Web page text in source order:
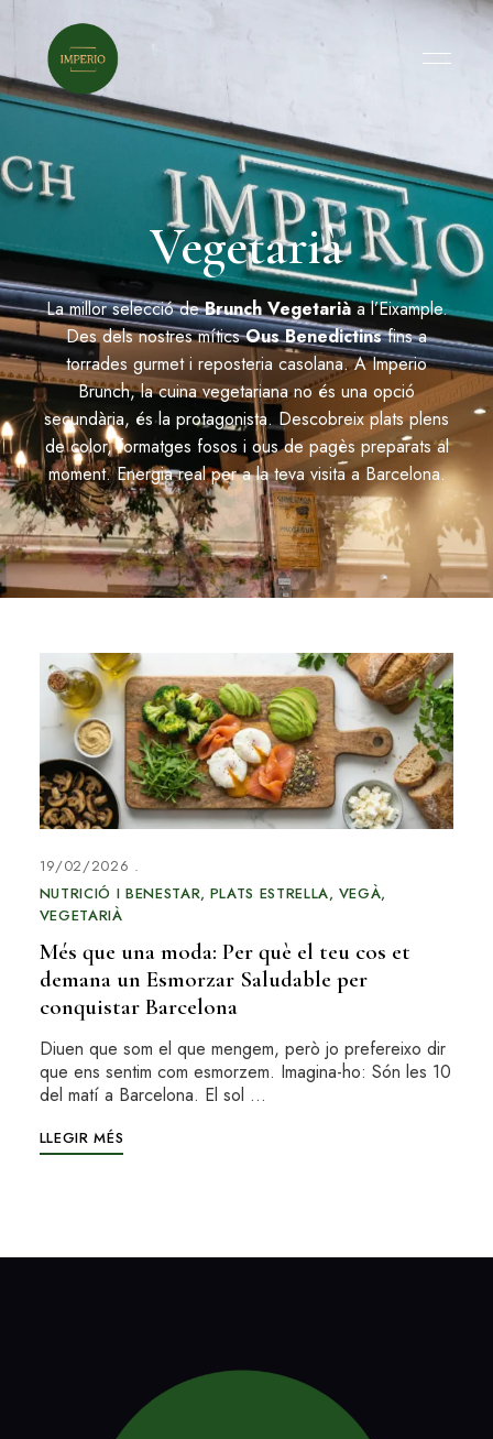
Vegetarià
La millor selecció deBrunch Vegetariàa l’Eixample.
Des dels nostres míticsOus Benedictinsfins a
torrades gurmet i reposteria casolana. A Imperio
Brunch, la cuina vegetariana no és una opció
secundària, és la protagonista. Descobreix plats plens
de color, formatges fosos i ous de pagès preparats al
moment. Energia real per a la teva visita a Barcelona.
19/02/2026
NUTRICIÓ I BENESTAR PLATS ESTRELLA VEGÀ
VEGETARIÀ
Més que una moda: Per què el teu cos et
demana un Esmorzar Saludable per
conquistar Barcelona
Diuen que som el que mengem, però jo prefereixo dir
que ens sentim com esmorzem. Imagina-ho: Són les 10
del matí a Barcelona. El sol …
LLEGIR MÉS